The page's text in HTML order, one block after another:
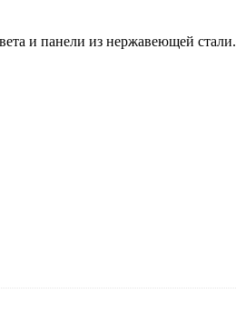
и панели из нержавеющей стали.